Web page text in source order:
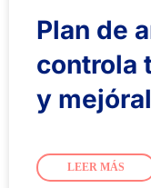
Plan de
controla
y
LEER MÁS